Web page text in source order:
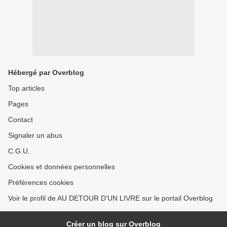
Hébergé par Overblog
Top articles
Pages
Contact
Signaler un abus
C.G.U.
Cookies et données personnelles
Préférences cookies
Voir le profil de AU DETOUR D'UN LIVRE sur le portail Overblog
Créer un blog sur Overblog